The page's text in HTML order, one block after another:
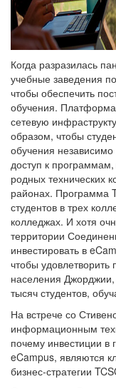
Когда разразилась
учебные заведения
чтобы обеспечить
обучения.
сетевую
образом, чтобы
обучения
доступ к
родных технических
районах. Программа
студентов в трех
колледжах. И хотя
территории
инвестировать в
чтобы удовлетворить
населения
тысяч студентов,
На встрече со
информационным
почему инвестиции в
eCampus, являются
бизнес-стратегии